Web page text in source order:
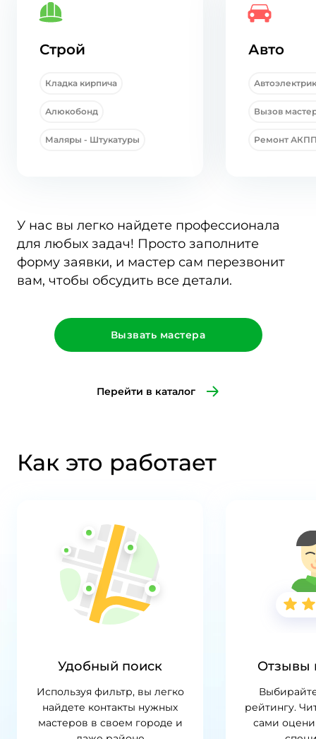
Строй
Кладка кирпича
Алюкобонд
Маляры - Штукатуры
Авто
Вызов
Ремонт
У нас вы легко найдете профессионала
для любых задач! Просто заполните
форму заявки, и мастер сам перезвонит
вам, чтобы обсудить все детали.
Вызвать мастера
Перейти в каталог
Как это работает
Удобный поиск
Используя фильтр, вы легко
найдете контакты нужных
мастеров в своем городе и
Отзывы
рейтингу.
сами